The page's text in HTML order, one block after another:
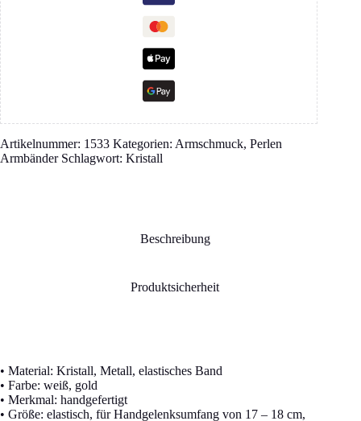
Artikelnummer: 1533 Kategorien: Armschmuck, Perlen
Armbänder Schlagwort: Kristall
Beschreibung
Produktsicherheit
• Material: Kristall, Metall, elastisches Band
• Farbe: weiß, gold
• Merkmal: handgefertigt
• Größe: elastisch, für Handgelenksumfang von 17 – 18 cm,